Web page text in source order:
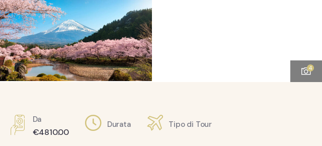
4
Da
€4810.00
Durata Tipo di Tour